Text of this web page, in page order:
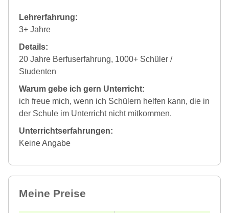
Lehrerfahrung:
3+ Jahre
Details:
20 Jahre Berfuserfahrung, 1000+ Schüler /
Studenten
Warum gebe ich gern Unterricht:
ich freue mich, wenn ich Schülern helfen kann, die in
der Schule im Unterricht nicht mitkommen.
Unterrichtserfahrungen:
Keine Angabe
Meine Preise